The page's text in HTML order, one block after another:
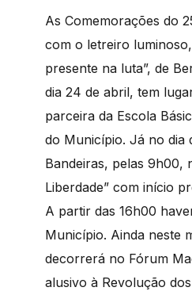
As Comemorações do
com o letreiro
presente na luta”, de
dia 24 de abril, tem
parceira da Escola
do Município. Já no dia
Bandeiras, pelas 9h00,
Liberdade” com início
A partir das 16h00
Município. Ainda neste
decorrerá no Fórum
alusivo à Revolução